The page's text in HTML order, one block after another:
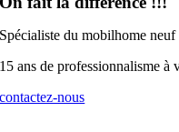
Spécialiste du mobilhome
15 ans de professionnalisme à
contactez-nous